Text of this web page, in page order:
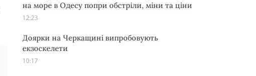
на море в Одесу попри обстріли, міни та ціни
12:23
Доярки на Черкащині випробовують
екзоскелети
10:17